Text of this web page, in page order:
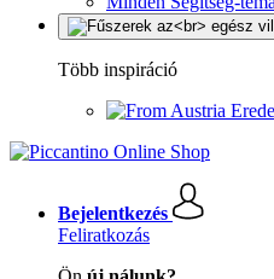
Több inspiráció
Bejelentkezés
Feliratkozás